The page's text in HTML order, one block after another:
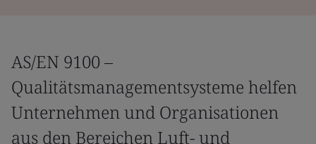
AS/EN 9100 –
Qualitätsmanagementsysteme helfen
Unternehmen und Organisationen
aus den Bereichen Luft- und